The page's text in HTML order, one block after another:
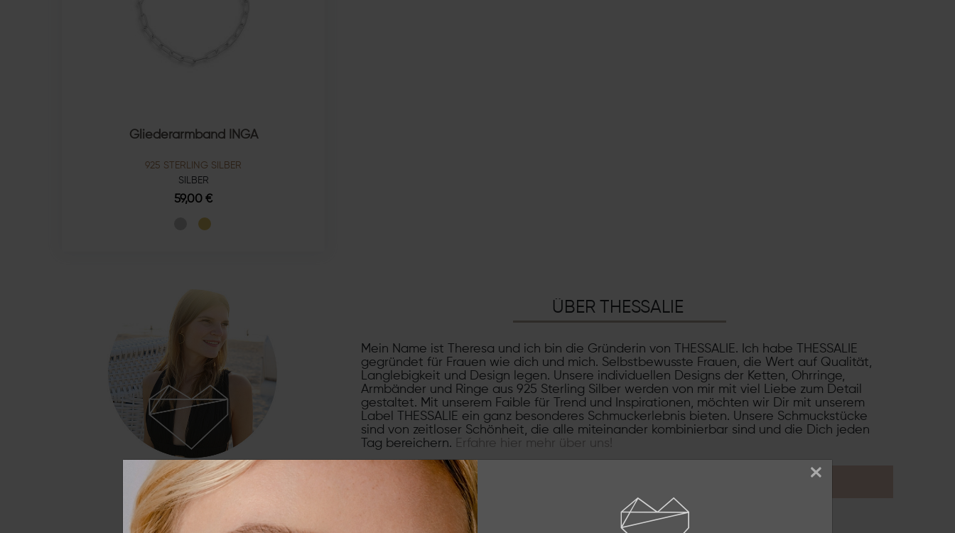
Gliederarmband INGA
925 STERLING SILBER
SILBER
59,00 €
ÜBER THESSALIE
Mein Name ist Theresa und ich bin die Gründerin von THESSALIE. Ich habe THESSALIE
gegründet für Frauen wie dich und mich. Selbstbewusste Frauen, die Wert auf Qualität,
Langlebigkeit und Design legen. Unsere individuellen Designs der Ketten, Ohrringe,
Armbänder und Ringe aus 925 Sterling Silber werden von mir mit viel Liebe zum Detail
gestaltet. Mit unserem Faible für Trend und Inspirationen, möchten wir Dir mit unserem
Label THESSALIE ein ganz besonderes Schmuckerlebnis bieten. Unsere Schmuckstücke
sind von zeitloser Schönheit, die alle miteinander kombinierbar sind und die Dich jeden
Tag bereichern. Erfahre hier mehr über uns!
ÜBER UNS ×